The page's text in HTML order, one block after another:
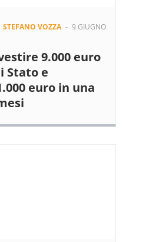
STEFANO VOZZA - 9 GIUGNO
9.000 euro
Stato e
euro in una